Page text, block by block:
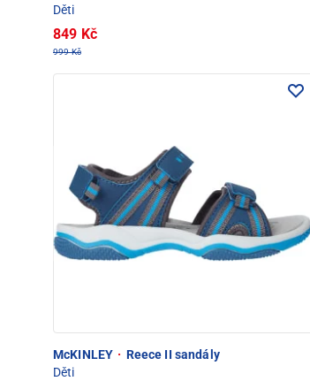
Děti
849 Kč
999 Kč
McKINLEY · Reece II sandály
Děti